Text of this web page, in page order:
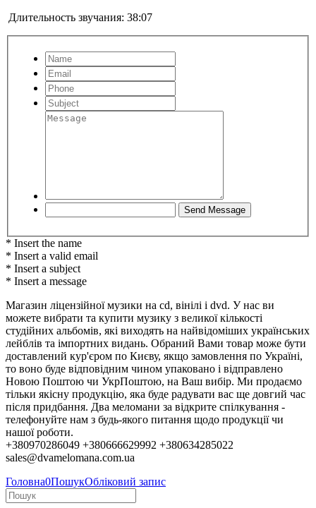
Длительность звучания: 38:07
* Insert the name
* Insert a valid email
* Insert a subject
* Insert a message
Магазин ліцензійної музики на cd, вінілі і dvd. У нас ви
можете вибрати та купити музику з великої кількості
студійних альбомів, які виходять на найвідоміших українських
лейблів та імпортних видань. Обраний Вами товар може бути
доставлений кур'єром по Києву, якщо замовлення по Україні,
то воно буде відповідним чином упаковано і відправлено
Новою Поштою чи УкрПоштою, на Ваш вибір. Ми продаємо
тільки якісну продукцію, яка буде радувати вас ще довгий час
після придбання. Два меломани за відкрите спілкування -
телефонуйте нам з будь-якого питання щодо продукції чи
нашої роботи.
+380970286049 +380666629992 +380634285022
sales@dvamelomana.com.ua
Головна0ПошукОбліковий запис